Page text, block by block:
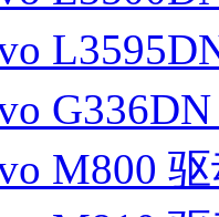
M800